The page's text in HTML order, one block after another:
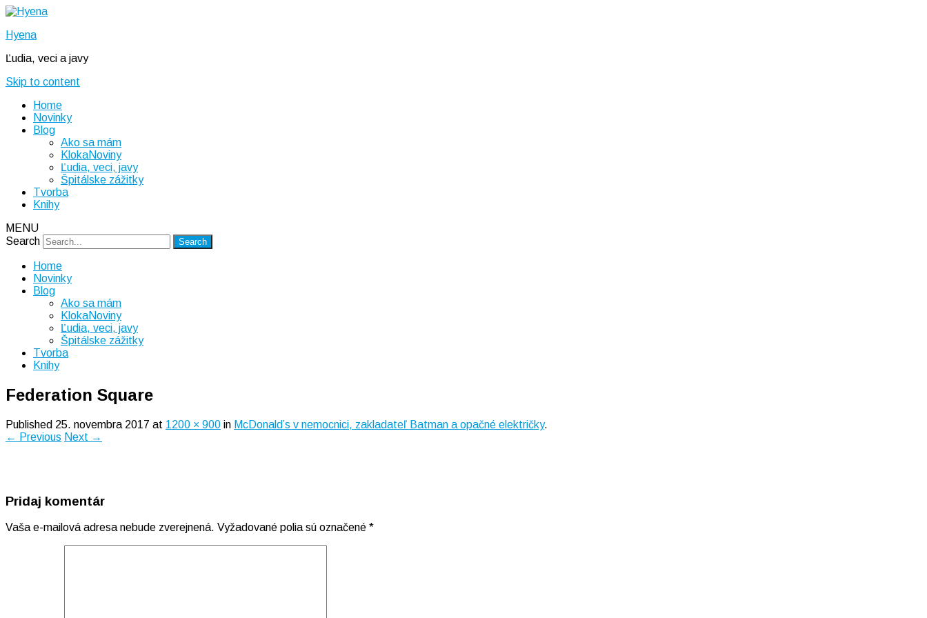
Hyena
Ľudia, veci a javy
Skip to content
Home
Novinky
Blog
Ako sa mám
KlokaNoviny
Ľudia, veci, javy
Špitálske zážitky
Tvorba
Knihy
MENU
Search
Home
Novinky
Blog
Ako sa mám
KlokaNoviny
Ľudia, veci, javy
Špitálske zážitky
Tvorba
Knihy
Federation Square
Published 25. novembra 2017 at 1200 × 900 in McDonald’s v nemocnici, zakladateľ Batman a opačné električky.
← Previous Next →
Pridaj komentár
Vaša e-mailová adresa nebude zverejnená. Vyžadované polia sú označené *